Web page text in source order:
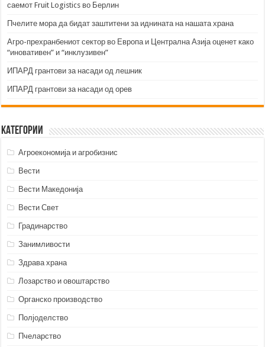
саемот Fruit Logistics во Берлин
Пчелите мора да бидат заштитени за иднината на нашата храна
Агро-прехранбениот сектор во Европа и Централна Азија оценет како
“иновативен” и “инклузивен”
ИПАРД грантови за насади од лешник
ИПАРД грантови за насади од орев
Категории
Агроекономија и агробизнис
Вести
Вести Македонија
Вести Свет
Градинарство
Занимливости
Здрава храна
Лозарство и овоштарство
Органско производство
Полјоделство
Пчеларство